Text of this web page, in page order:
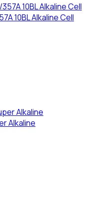
10BL Alkaline Cell
Alkaline